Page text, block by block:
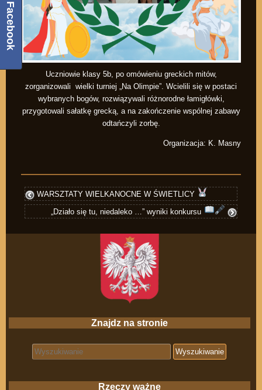
Uczniowie klasy 5b, po omówieniu greckich mitów,
zorganizowali wielki turniej „Na Olimpie”. Wcielili się w postaci
wybranych bogów, rozwiązywali różnorodne łamigłówki,
przygotowali sałatkę grecką, a na zakończenie wspólnej zabawy
odtańczyli zorbę.
Organizacja: K. Masny
WARSZTATY WIELKANOCNE W ŚWIETLICY
„Działo się tu, niedaleko …” wyniki konkursu
Znajdz na stronie
Search for:
Rzeczy ważne
Facebook